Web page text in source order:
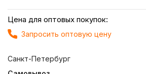
Цена для оптовых покупок:
Запросить оптовую цену
Санкт-Петербург